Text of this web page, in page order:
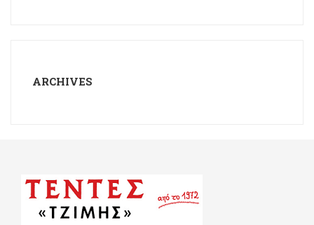
ARCHIVES